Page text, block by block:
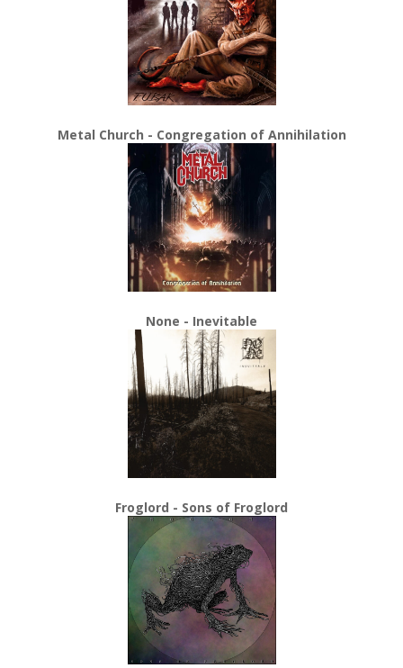
Metal Church - Congregation of Annihilation
None - Inevitable
Froglord - Sons of Froglord